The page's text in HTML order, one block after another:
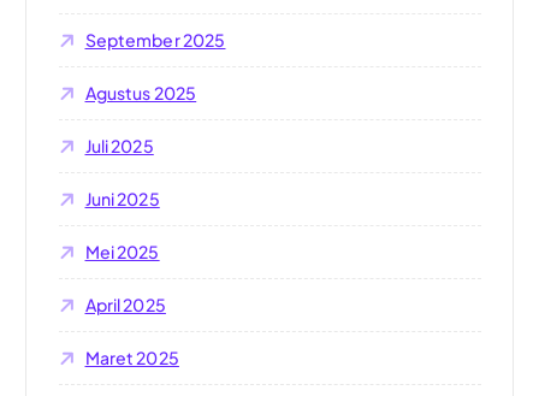
September 2025
Agustus 2025
Juli 2025
Juni 2025
Mei 2025
April 2025
Maret 2025